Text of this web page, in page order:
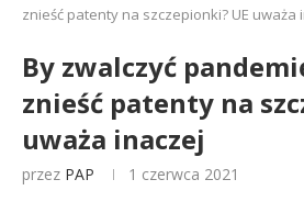
znieść patenty na szczepionki? UE uważa
By zwalczyć
znieść patenty na
uważa inaczej
przez PAP 1 czerwca 2021